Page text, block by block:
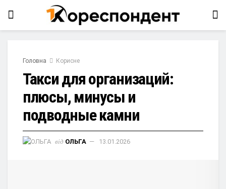
Головна Корисне
Такси для организаций:
плюсы, минусы и
подводные камни
від ОЛЬГА 13.01.2026